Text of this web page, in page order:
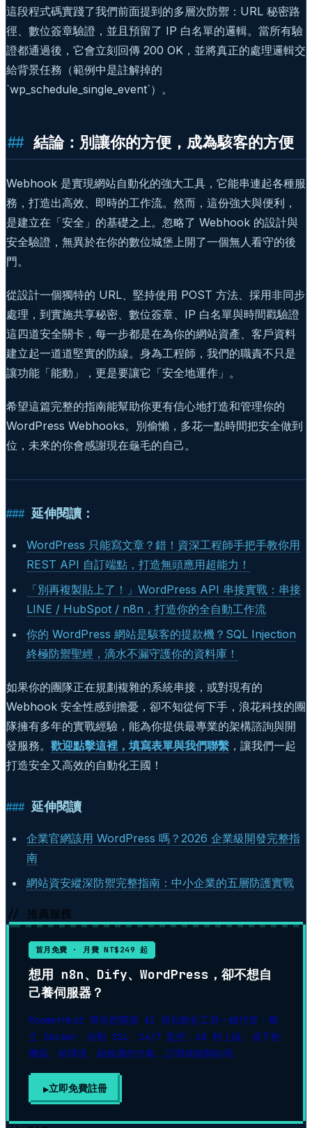
這段程式碼實踐了我們前面提到的多層次防禦：URL 秘密路
徑、數位簽章驗證，並且預留了 IP 白名單的邏輯。當所有驗
證都通過後，它會立刻回傳 200 OK，並將真正的處理邏輯交
給背景任務（範例中是註解掉的
`wp_schedule_single_event`）。
結論：別讓你的方便，成為駭客的方便
Webhook 是實現網站自動化的強大工具，它能串連起各種服
務，打造出高效、即時的工作流。然而，這份強大與便利，
是建立在「安全」的基礎之上。忽略了 Webhook 的設計與
安全驗證，無異於在你的數位城堡上開了一個無人看守的後
門。
從設計一個獨特的 URL、堅持使用 POST 方法、採用非同步
處理，到實施共享秘密、數位簽章、IP 白名單與時間戳驗證
這四道安全關卡，每一步都是在為你的網站資產、客戶資料
建立起一道道堅實的防線。身為工程師，我們的職責不只是
讓功能「能動」，更是要讓它「安全地運作」。
希望這篇完整的指南能幫助你更有信心地打造和管理你的
WordPress Webhooks。別偷懶，多花一點時間把安全做到
位，未來的你會感謝現在龜毛的自己。
延伸閱讀：
WordPress 只能寫文章？錯！資深工程師手把手教你用
REST API 自訂端點，打造無頭應用超能力！
「別再複製貼上了！」WordPress API 串接實戰：串接
LINE / HubSpot / n8n，打造你的全自動工作流
你的 WordPress 網站是駭客的提款機？SQL Injection
終極防禦聖經，滴水不漏守護你的資料庫！
如果你的團隊正在規劃複雜的系統串接，或對現有的
Webhook 安全性感到擔憂，卻不知從何下手，浪花科技的團
隊擁有多年的實戰經驗，能為你提供最專業的架構諮詢與開
發服務。 歡迎點擊這裡，填寫表單與我們聯繫 ，讓我們一起
打造安全又高效的自動化王國！
延伸閱讀
企業官網該用 WordPress 嗎？2026 企業級開發完整指
南
網站資安縱深防禦完整指南：中小企業的五層防護實戰
// 推薦服務
首月免費 · 月費 NT$249 起
想用 n8n、Dify、WordPress，卻不想自
己養伺服器？
RoamerHost 幫你把開源 AI 與自動化工具一鍵代管：獨
立 Docker、自動 SSL、24/7 監控，60 秒上線。省下租
機器、裝環境、顧維運的力氣，訂閱就能開始用。
立即免費註冊